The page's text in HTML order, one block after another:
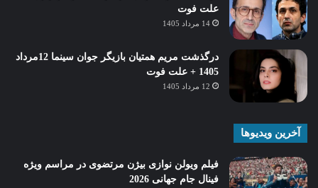
علت فوت
14 مرداد 1405
درگذشت مریم همتیان بازیگر جوان سینما 12مرداد
1405 + علت فوت
12 مرداد 1405
آخرین ویدیوها
فیلم ویولن نوازی بیژن مرتضوی در مراسم ویژه
فینال جام جهانی 2026